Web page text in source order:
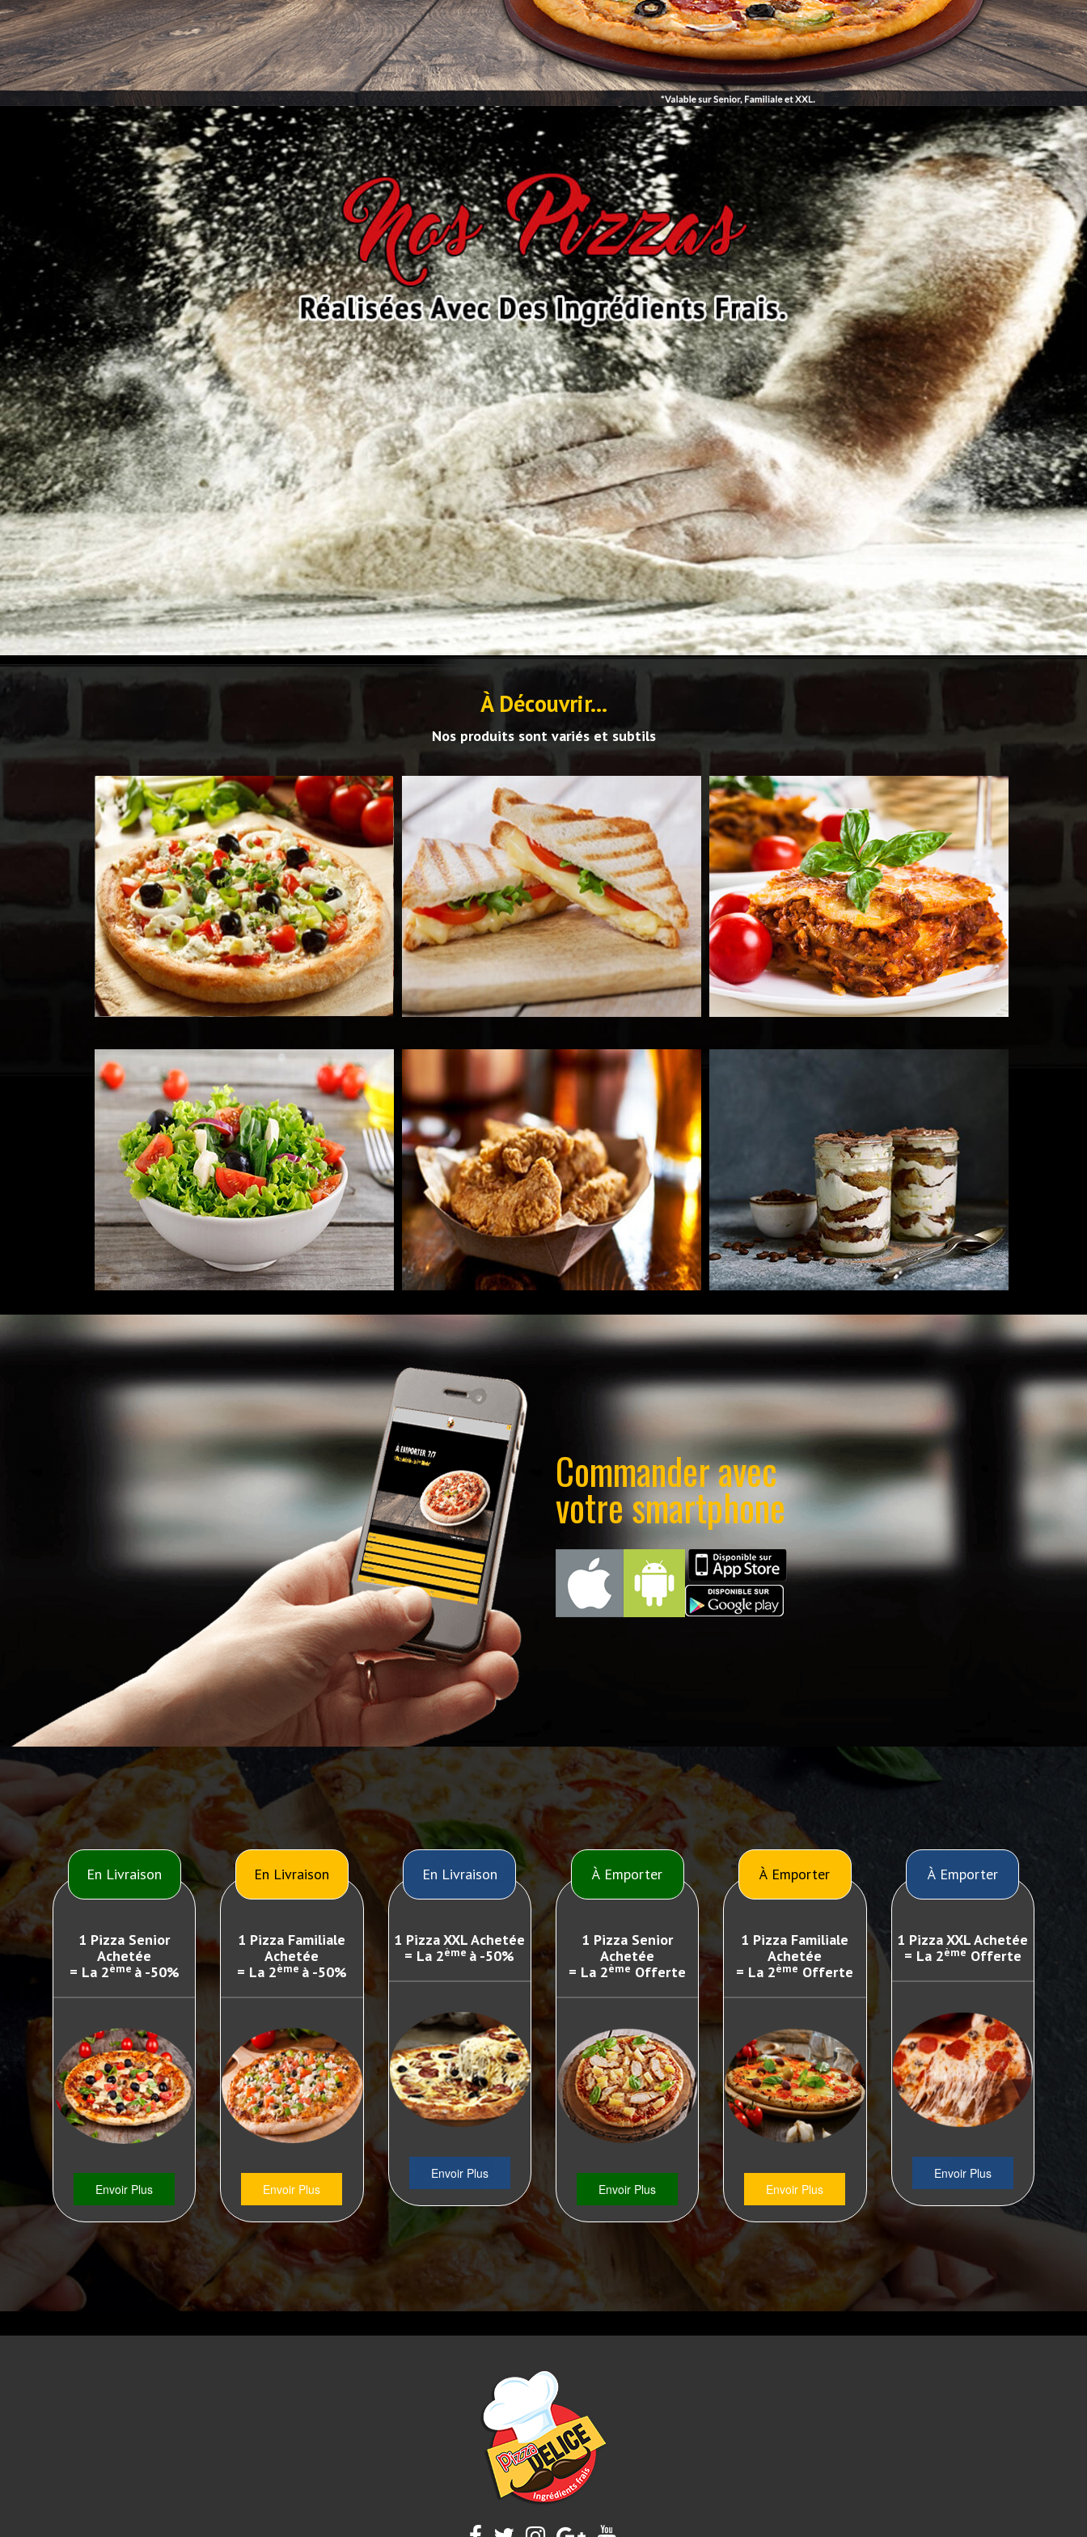
À Découvrir...
Nos produits sont variés et subtils
Voir les Produits Voir les Produits Voir les Produits
Voir les Produits
Commander avec
votre smartphone
En Livraison
1 Pizza Senior
Achetée
= La 2ème à -50%
Envoir Plus
En Livraison
1 Pizza Familiale
Achetée
= La 2ème à -50%
Envoir Plus
En Livraison
1 Pizza XXL Achetée
= La 2ème à -50%
Envoir Plus
À Emporter
1 Pizza Senior
Achetée
= La 2ème Offerte
Envoir Plus
À Emporter
1 Pizza Familiale
Achetée
= La 2ème Offerte
Envoir Plus
À Emporter
1 Pizza XXL Achetée
= La 2ème Offerte
Envoir Plus